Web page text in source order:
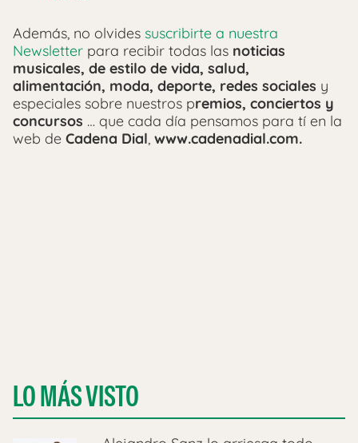
Además, no olvides suscribirte a nuestra
Newsletter para recibir todas las noticias
musicales, de estilo de vida, salud,
alimentación, moda, deporte, redes sociales y
especiales sobre nuestros premios, conciertos y
concursos … que cada día pensamos para tí en la
web de Cadena Dial, www.cadenadial.com.
LO MÁS VISTO